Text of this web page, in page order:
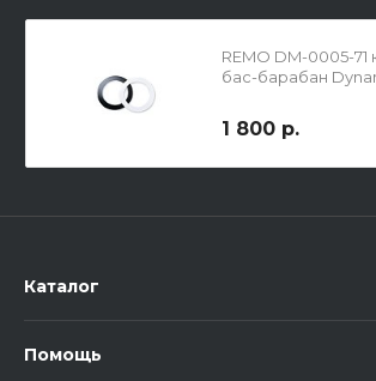
REMO DM-0005-71
бас-барабан
цвет - черный)
1 800 р.
Каталог
Помощь